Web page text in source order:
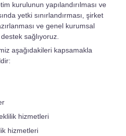
kurulunun yapılandırılması ve
yetki sınırlandırması, şirket
ve genel kurumsal
sağlıyoruz.
aşağıdakileri kapsamakla
hizmetleri
hizmetleri